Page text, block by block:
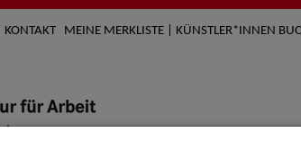
KONTAKT MEINE MERKLISTE | KÜNSTLER*INNEN